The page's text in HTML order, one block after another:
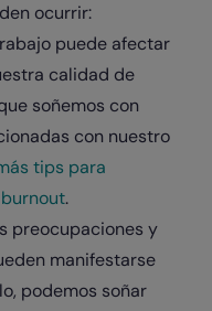
ocurrir:
puede afectar
calidad de
soñemos con
con nuestro
tips para
.
preocupaciones y
manifestarse
podemos soñar